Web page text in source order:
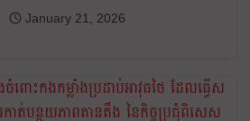
January 21, 2026